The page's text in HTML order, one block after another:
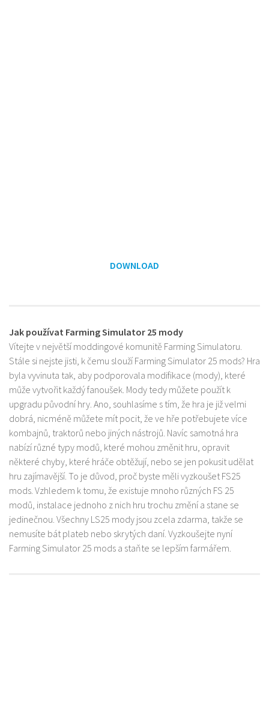
DOWNLOAD
Jak používat Farming Simulator 25 mody
Vítejte v největší moddingové komunitě Farming Simulatoru.
Stále si nejste jisti, k čemu slouží Farming Simulator 25 mods? Hra
byla vyvinuta tak, aby podporovala modifikace (mody), které
může vytvořit každý fanoušek. Mody tedy můžete použít k
upgradu původní hry. Ano, souhlasíme s tím, že hra je již velmi
dobrá, nicméně můžete mít pocit, že ve hře potřebujete více
kombajnů, traktorů nebo jiných nástrojů. Navíc samotná hra
nabízí různé typy modů, které mohou změnit hru, opravit
některé chyby, které hráče obtěžují, nebo se jen pokusit udělat
hru zajímavější. To je důvod, proč byste měli vyzkoušet FS25
mods. Vzhledem k tomu, že existuje mnoho různých FS 25
modů, instalace jednoho z nich hru trochu změní a stane se
jedinečnou. Všechny LS25 mody jsou zcela zdarma, takže se
nemusíte bát plateb nebo skrytých daní. Vyzkoušejte nyní
Farming Simulator 25 mods a staňte se lepším farmářem.